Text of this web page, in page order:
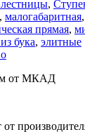
,
, малогабаритная,
прямая,
бука, элитные
от МКАД